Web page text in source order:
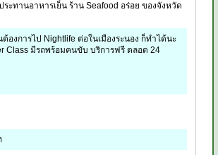
ะทานอาหารเย็น ร้าน Seafood อร่อย ของจังหวัด
องการไป Nightlife ต่อในเมืองระนอง ก็ทำได้นะ
Class มีรถพร้อมคนขับ บริการฟรี ตลอด 24